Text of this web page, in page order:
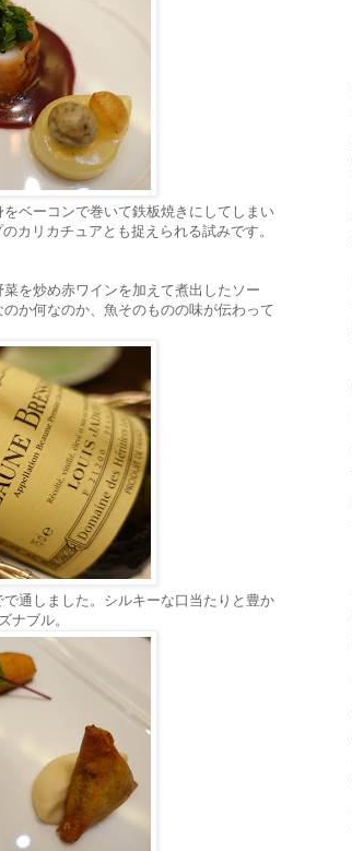
ベーコンで巻いて鉄板焼きにしてしまい
カリカチュアとも捉えられる試みです。
を炒め赤ワインを加えて煮出したソー
か何なのか、魚そのものの味が伝わって
通しました。シルキーな口当たりと豊か
ナブル。